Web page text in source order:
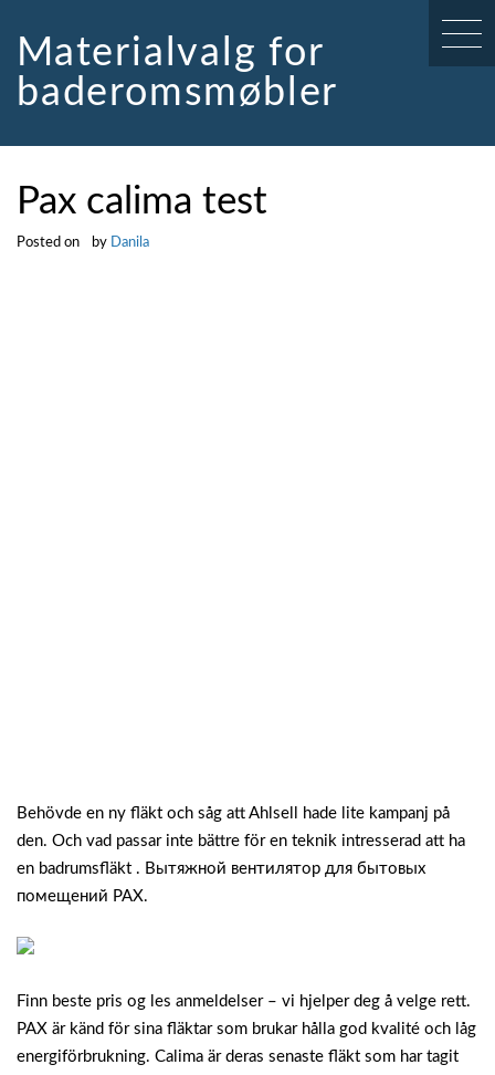
contentMaterialvalg for
baderomsmøbler
Pax calima test
Posted on by Danila
Behövde en ny fläkt och såg att Ahlsell hade lite kampanj på
den. Och vad passar inte bättre för en teknik intresserad att ha
en badrumsfläkt . Вытяжной вентилятор для бытовых
помещений PAX.
Finn beste pris og les anmeldelser – vi hjelper deg å velge rett.
PAX är känd för sina fläktar som brukar hålla god kvalité och låg
energiförbrukning. Calima är deras senaste fläkt som har tagit